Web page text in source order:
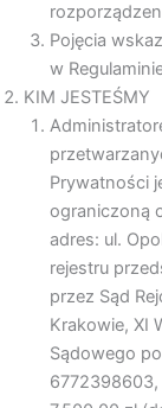
Pojęcia
w
KIM JESTEŚMY
Prywatności
ograniczoną
adres: ul.
rejestru
przez Sąd
Krakowie, XI
Sądowego
6772398603,